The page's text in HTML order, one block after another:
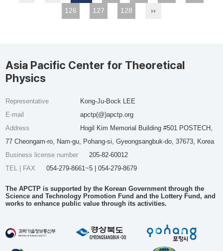
126
127 128
Asia Pacific Center for Theoretical
Physics
Representative
Kong-Ju-Bock LEE
E-mail
apctp(@)apctp.org
Address
Hogil Kim Memorial Building #501 POSTECH,
77 Cheongam-ro, Nam-gu, Pohang-si, Gyeongsangbuk-do, 37673, Korea
Business license number
205-82-60012
TEL | FAX
054-279-8661~5 | 054-279-8679
The APCTP is supported by the Korean Government through the
Science and Technology Promotion Fund and the Lottery Fund, and
works to enhance public value through its activities.